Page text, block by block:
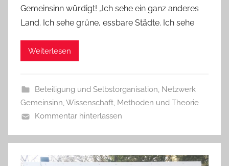
Gemeinsinn würdigt! „Ich sehe ein ganz anderes
Land. Ich sehe grüne, essbare Städte. Ich sehe
Weiterlesen
Beteiligung und Selbstorganisation, Netzwerk
Gemeinsinn,Wissenschaft, Methoden und Theorie
Kommentar hinterlassen